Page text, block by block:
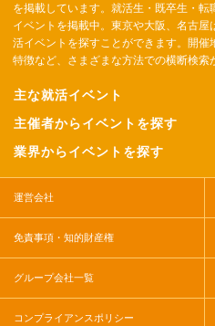
を掲載しています。就活生・既卒生・転
イベントを掲載中。東京や大阪、名古屋
活イベントを探すことができます。開催
特徴など、さまざまな方法での横断検索
主な就活イベント
主催者からイベントを探す
業界からイベントを探す
運営会社
免責事項・知的財産権
グループ会社一覧
コンプライアンスポリシー